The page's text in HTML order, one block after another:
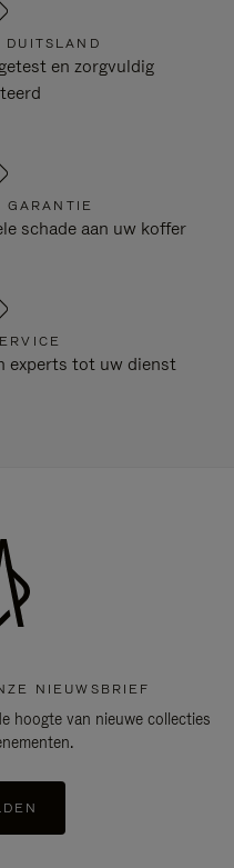
DUITSLAND
en zorgvuldig
GARANTIE
schade aan uw koffer
experts tot uw dienst
NIEUWSBRIEF
hoogte van nieuwe collecties